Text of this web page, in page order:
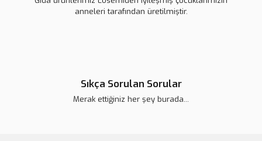
anneleri tarafından üretilmiştir.
Sıkça Sorulan Sorular
Merak ettiğiniz her şey burada...